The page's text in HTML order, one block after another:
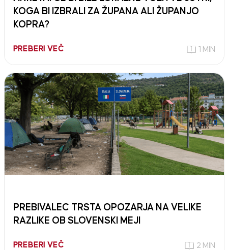
KOGA BI IZBRALI ZA ŽUPANA ALI ŽUPANJO
KOPRA?
PREBERI VEČ 1 MIN
PREBIVALEC TRSTA OPOZARJA NA VELIKE
RAZLIKE OB SLOVENSKI MEJI
PREBERI VEČ 2 MIN